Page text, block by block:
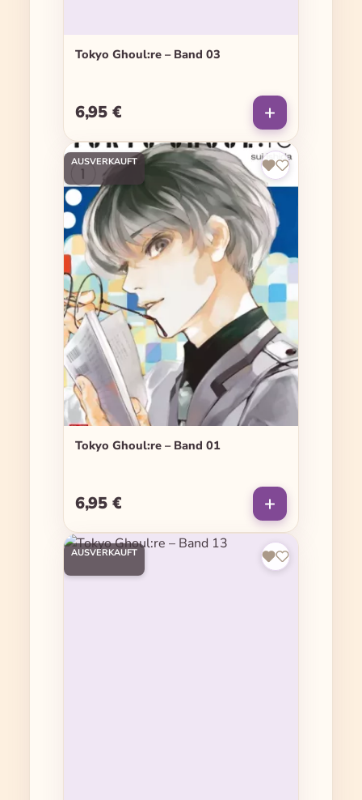
Tokyo Ghoul:re – Band 03
Regulärer Preis:
6,95 €
AUSVERKAUFT
Tokyo Ghoul:re – Band 01
Regulärer Preis:
6,95 €
AUSVERKAUFT